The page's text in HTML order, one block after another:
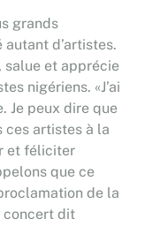
grands
d’artistes.
salue et apprécie
nigériens. «J’ai
Je peux dire que
ces artistes à la
et féliciter
que ce
de la
concert dit